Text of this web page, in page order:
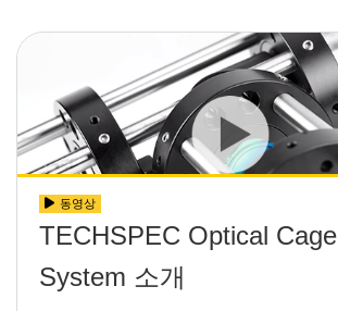
동영상
TECHSPEC Optical Cage
System 소개